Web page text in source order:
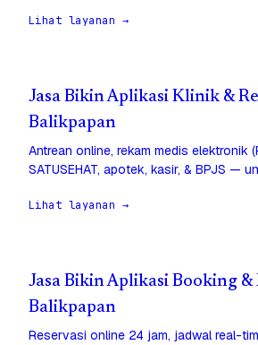
Lihat layanan →
Jasa Bikin Aplikasi Klinik &
Balikpapan
Antrean online, rekam medis elektronik
SATUSEHAT, apotek, kasir, & BPJS —
Lihat layanan →
Jasa Bikin Aplikasi Booking &
Balikpapan
Reservasi online 24 jam, jadwal real-